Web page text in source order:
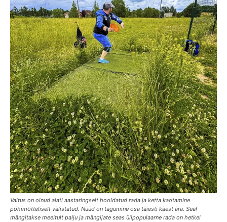
Valtus on olnud alati aastaringselt hooldatud rada ja ketta kaotamine
põhimõtteliselt välistatud. Nüüd on tagumine osa täiesti käest ära. Seal
mängitakse meeltult palju ja mängijate seas ülipopulaarne rada on hetkel